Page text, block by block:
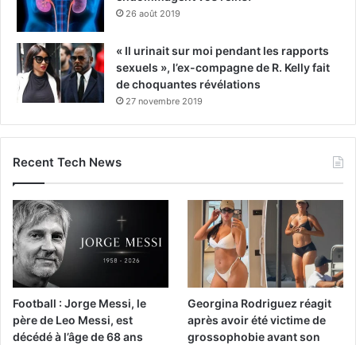
26 août 2019
« Il urinait sur moi pendant les rapports
sexuels », l’ex-compagne de R. Kelly fait
de choquantes révélations
27 novembre 2019
Recent Tech News
Football : Jorge Messi, le
père de Leo Messi, est
décédé à l’âge de 68 ans
Georgina Rodriguez réagit
après avoir été victime de
grossophobie avant son